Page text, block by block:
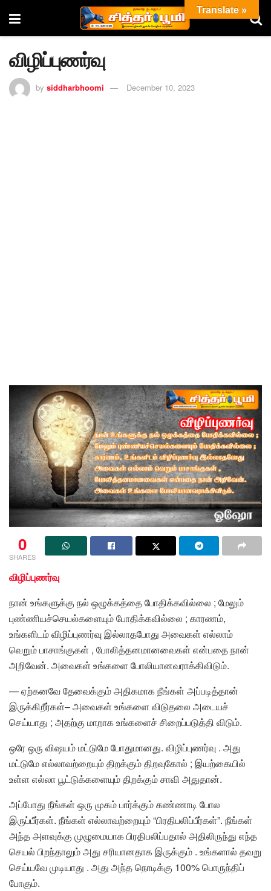
விழிப்புணர்வு
by siddharbhoomi December 10, 2023
0
SHARES
விழிப்புணர்வு
நான் உங்களுக்கு நல் ஒழுக்கத்தை போதிக்கவில்லை ; மேலும்
புண்ணியச்செயல்களையும் போதிக்கவில்லை ; காரணம்,
உங்களிடம் விழிப்புணர்வு இல்லாதபோது அவைகள் எல்லாம்
வெறும் பாசாங்குகள் , போலித்தனமானவைகள் என்பதை நான்
அறிவேன். அவைகள் உங்களை போலியானவராக்கிவிடும்.
— ஏற்கனவே தேவைக்கும் அதிகமாக நீங்கள் அப்படித்தான்
இருக்கிறீர்கள்– அவைகள் உங்களை விடுதலை அடையச்
செய்யாது ; அதற்கு மாறாக உங்களைச் சிறைப்படுத்தி விடும்.
ஒரே ஒரு விஷயம் மட்டுமே போதுமானது. விழிப்புணர்வு . அது
மட்டுமே எல்லாவற்றையும் திறக்கும் திறவுகோல் ; இயற்கையில்
உள்ள எல்லா பூட்டுக்களையும் திறக்கும் சாவி அதுதான்.
அப்போது நீங்கள் ஒரு முகம் பார்க்கும் கண்ணாடி போல
இருப்பீர்கள். நீங்கள் எல்லாவற்றையும் “பிரதிபலிப்பீர்கள்”. நீங்கள்
அந்த அளவுக்கு முழுமையாக பிரதிபலிப்பதால் அதிலிருந்து எந்த
செயல் பிறந்தாலும் அது சரியானதாக இருக்கும் . உங்களால் தவறு
செய்யவே முடியாது . அது அந்த நொடிக்கு 100% பொருந்திப்
போகும்.
Translate »